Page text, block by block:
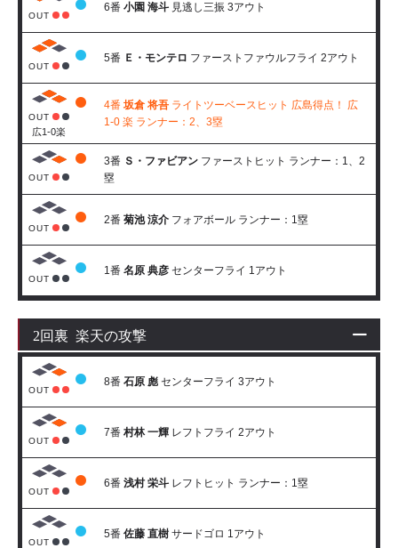
OUT
6番 小園 海斗 見逃し三振 3アウト
OUT
5番 Ｅ・モンテロ ファーストファウルフライ 2アウト
OUT
広1-0楽
4番 坂倉 将吾 ライトツーベースヒット 広島得点！ 広
1-0 楽 ランナー：2、3塁
OUT
3番 Ｓ・ファビアン ファーストヒット ランナー：1、2
塁
OUT
2番 菊池 涼介 フォアボール ランナー：1塁
OUT
1番 名原 典彦 センターフライ 1アウト
2回裏 楽天の攻撃
OUT
8番 石原 彪 センターフライ 3アウト
OUT
7番 村林 一輝 レフトフライ 2アウト
OUT
6番 浅村 栄斗 レフトヒット ランナー：1塁
OUT
5番 佐藤 直樹 サードゴロ 1アウト